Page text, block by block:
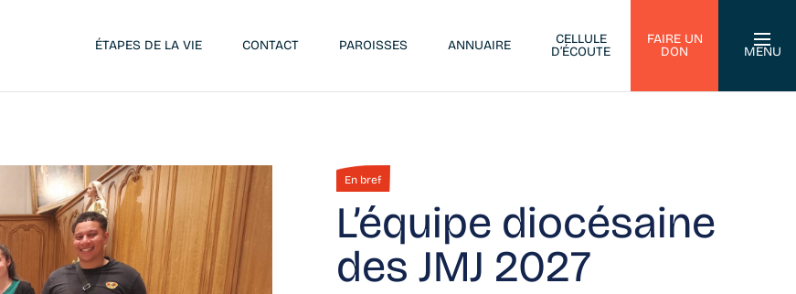
ÉTAPES DE LA VIE CONTACT PAROISSES ANNUAIRE
CELLULE
D’ÉCOUTE
FAIRE UN
DON
MENU
En bref
L’équipe diocésaine
des JMJ 2027